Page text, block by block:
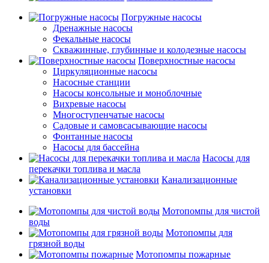
Погружные насосы
Дренажные насосы
Фекальные насосы
Скважинные, глубинные и колодезные насосы
Поверхностные насосы
Циркуляционные насосы
Насосные станции
Насосы консольные и моноблочные
Вихревые насосы
Многоступенчатые насосы
Садовые и самовсасывающие насосы
Фонтанные насосы
Насосы для бассейна
Насосы для
перекачки топлива и масла
Канализационные
установки
Мотопомпы для чистой
воды
Мотопомпы для
грязной воды
Мотопомпы пожарные